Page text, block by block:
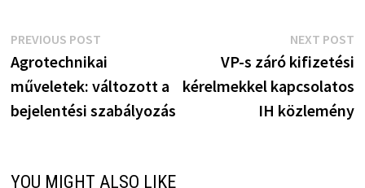
Bejegyzés
navigáció
PREVIOUS POSTPrevious
post:
Agrotechnikai
műveletek: változott a
bejelentési szabályozás
NEXT POST
VP-s záró kifizetési
kérelmekkel kapcsolatos
IH közlemény
YOU MIGHT ALSO LIKE